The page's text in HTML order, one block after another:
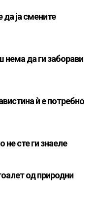
ја смените
нема да ги заборави
ѝ е потребно
не сте ги знаеле
од природни